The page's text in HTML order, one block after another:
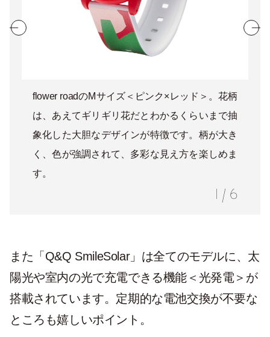
flower roadのMサイズ＜ピンク×レッド＞。花柄
は、あえてギリギリ花だとわかるくらいまで抽
象化した大胆なデザインが特徴です。柄が大き
く、色が強調されて、多彩な見え方を楽しめま
す。
/ 6
また「Q&Q SmileSolar」は全てのモデルに、太
陽光や室内の光で充電できる機能＜光発電＞が
搭載されています。定期的な電池交換が不要な
ところも嬉しいポイント。